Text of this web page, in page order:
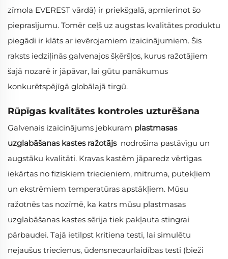
zīmola EVEREST vārdā) ir priekšgalā, apmierinot šo
pieprasījumu. Tomēr ceļš uz augstas kvalitātes produktu
piegādi ir klāts ar ievērojamiem izaicinājumiem. Šis
raksts iedziļinās galvenajos šķēršļos, kurus ražotājiem
šajā nozarē ir jāpāvar, lai gūtu panākumus
konkurētspējīgā globālajā tirgū.
Rūpīgas kvalitātes kontroles uzturēšana
Galvenais izaicinājums jebkuram plastmasas
uzglabāšanas kastes ražotājs ​ nodrošina pastāvīgu un
augstāku kvalitāti. Kravas kastēm jāparedz vērtīgas
iekārtas no fiziskiem triecieniem, mitruma, putekļiem
un ekstrēmiem temperatūras apstākļiem. Mūsu
ražotnēs tas nozīmē, ka katrs mūsu plastmasas
uzglabāšanas kastes sērija tiek pakļauta stingrai
pārbaudei. Tajā ietilpst kritiena testi, lai simulētu
nejaušus triecienus, ūdensnecaurlaidības testi (bieži